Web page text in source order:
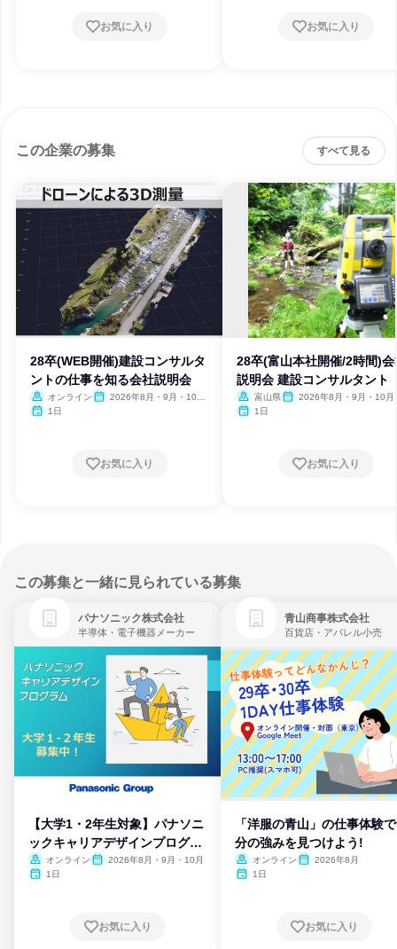
お気に入り お気に入り
この企業の募集 すべて見る
28卒(WEB開催)建設コンサルタ
ントの仕事を知る会社説明会
オンライン
2026年8月・9月・10
1日
お気に入り
28卒(富山本社開催/2時間)会
説明会 建設コンサルタント
富山県
2026年8月・9月・10月
1日
お気に入り
この募集と一緒に見られている募集
パナソニック株式会社
半導体・電子機器メーカー
【大学1・2年生対象】パナソニ
ックキャリアデザインプログラ
ム
オンライン
2026年8月・9月・10月
1日
お気に入り
青山商事株式会社
百貨店・アパレル小売
「洋服の青山」の仕事体験
分の強みを見つけよう!
オンライン
2026年8月
1日
お気に入り